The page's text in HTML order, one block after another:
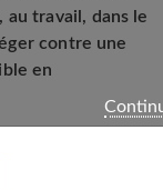
travail, dans le
contre une
en
en